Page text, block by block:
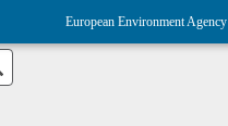
European Environment Agency